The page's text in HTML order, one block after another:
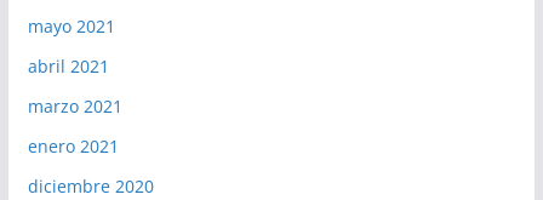
mayo 2021
abril 2021
marzo 2021
enero 2021
diciembre 2020